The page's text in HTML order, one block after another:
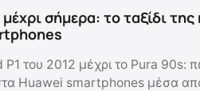
σήμερα: το ταξίδι
του 2012 μέχρι το Pura 90s:
Huawei smartphones μέσα